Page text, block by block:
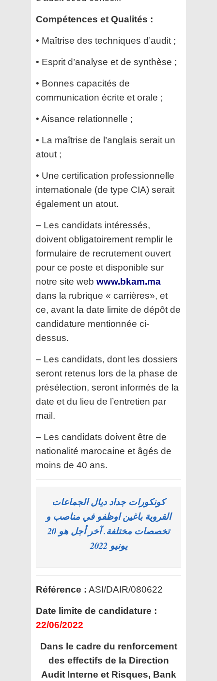
Compétences et Qualités :
• Maîtrise des techniques d’audit ;
• Esprit d’analyse et de synthèse ;
• Bonnes capacités de
communication écrite et orale ;
• Aisance relationnelle ;
• La maîtrise de l’anglais serait un
atout ;
• Une certification professionnelle
internationale (de type CIA) serait
également un atout.
– Les candidats intéressés,
doivent obligatoirement remplir le
formulaire de recrutement ouvert
pour ce poste et disponible sur
notre site web www.bkam.ma
dans la rubrique « carrières», et
ce, avant la date limite de dépôt de
candidature mentionnée ci-
dessus.
– Les candidats, dont les dossiers
seront retenus lors de la phase de
présélection, seront informés de la
date et du lieu de l’entretien par
mail.
– Les candidats doivent être de
nationalité marocaine et âgés de
moins de 40 ans.
كونكورات جداد ديال الجماعات
القروية باغين اوظفو في مناصب و
تخصصات مختلفة. آخر أجل هو 20
يونيو 2022
Référence : ASI/DAIR/080622
Date limite de candidature :
22/06/2022
Dans le cadre du renforcement
des effectifs de la Direction
Audit Interne et Risques, Bank